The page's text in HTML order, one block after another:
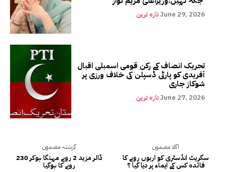
تازہ ترینJune 29, 2026
تحریک انصاف کے رکن قومی اسمبلی اقبال
آفریدی کو پارٹی ڈسپلن کی خلاف ورزی پر
شوکاز جاری
تازہ ترینJune 27, 2026
گزشتہ مضمون
ڈالر مزید 2 روپے مہنگا ہوکر 230
روپے کا ہوگیا
اگلا مضمون
سگریٹ انڈسٹری کو اربوں روپے کا
فائدہ کس کے ایماء پر دیا گیا ؟